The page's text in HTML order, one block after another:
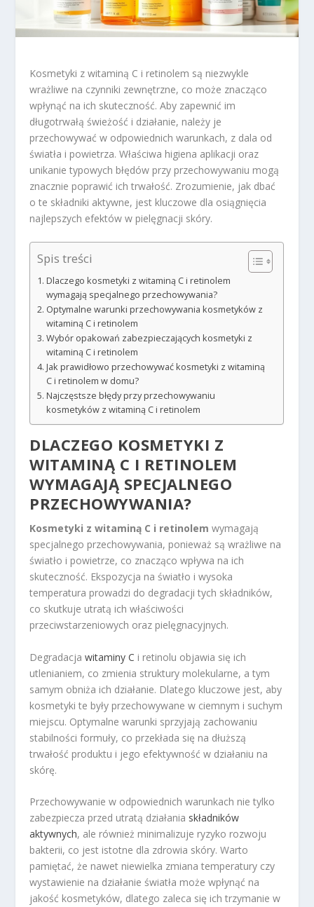
Kosmetyki z witaminą C i retinolem są niezwykle
wrażliwe na czynniki zewnętrzne, co może znacząco
wpłynąć na ich skuteczność. Aby zapewnić im
długotrwałą świeżość i działanie, należy je
przechowywać w odpowiednich warunkach, z dala od
światła i powietrza. Właściwa higiena aplikacji oraz
unikanie typowych błędów przy przechowywaniu mogą
znacznie poprawić ich trwałość. Zrozumienie, jak dbać
o te składniki aktywne, jest kluczowe dla osiągnięcia
najlepszych efektów w pielęgnacji skóry.
Spis treści
Dlaczego kosmetyki z witaminą C i retinolem
wymagają specjalnego przechowywania?
Optymalne warunki przechowywania kosmetyków z
witaminą C i retinolem
Wybór opakowań zabezpieczających kosmetyki z
witaminą C i retinolem
Jak prawidłowo przechowywać kosmetyki z witaminą
C i retinolem w domu?
Najczęstsze błędy przy przechowywaniu
kosmetyków z witaminą C i retinolem
DLACZEGO KOSMETYKI Z
WITAMINĄ C I RETINOLEM
WYMAGAJĄ SPECJALNEGO
PRZECHOWYWANIA?
Kosmetyki z witaminą C i retinolem wymagają
specjalnego przechowywania, ponieważ są wrażliwe na
światło i powietrze, co znacząco wpływa na ich
skuteczność. Ekspozycja na światło i wysoka
temperatura prowadzi do degradacji tych składników,
co skutkuje utratą ich właściwości
przeciwstarzeniowych oraz pielęgnacyjnych.
Degradacjawitaminy C i retinolu objawia się ich
utlenianiem, co zmienia struktury molekularne, a tym
samym obniża ich działanie. Dlatego kluczowe jest, aby
kosmetyki te były przechowywane w ciemnym i suchym
miejscu. Optymalne warunki sprzyjają zachowaniu
stabilności formuły, co przekłada się na dłuższą
trwałość produktu i jego efektywność w działaniu na
skórę.
Przechowywanie w odpowiednich warunkach nie tylko
zabezpiecza przed utratą działania składników
aktywnych, ale również minimalizuje ryzyko rozwoju
bakterii, co jest istotne dla zdrowia skóry. Warto
pamiętać, że nawet niewielka zmiana temperatury czy
wystawienie na działanie światła może wpłynąć na
jakość kosmetyków, dlatego zaleca się ich trzymanie w